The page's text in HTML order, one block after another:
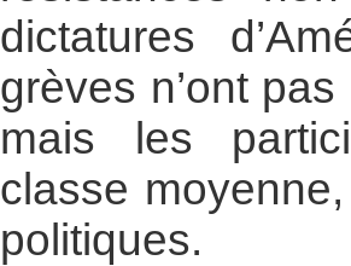
dictatures
grèves n’ont
mais les
classe
politiques.